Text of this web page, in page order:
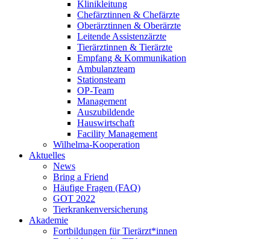
Klinikleitung
Chefärztinnen & Chefärzte
Oberärztinnen & Oberärzte
Leitende Assistenzärzte
Tierärztinnen & Tierärzte
Empfang & Kommunikation
Ambulanzteam
Stationsteam
OP-Team
Management
Auszubildende
Hauswirtschaft
Facility Management
Wilhelma-Kooperation
Aktuelles
News
Bring a Friend
Häufige Fragen (FAQ)
GOT 2022
Tierkrankenversicherung
Akademie
Fortbildungen für Tierärzt*innen